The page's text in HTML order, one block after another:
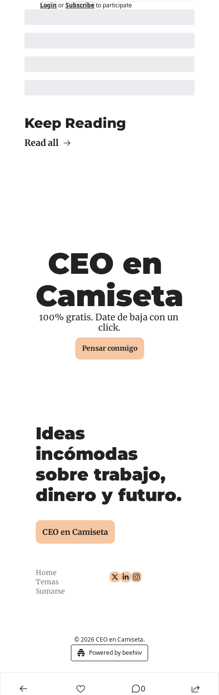
Login orSubscribeto participate
Keep Reading
Read all
CEO en
Camiseta
100% gratis. Date de baja con un
click.
Pensar conmigo
Ideas
incómodas
sobre trabajo,
dinero y futuro.
CEO en Camiseta
Home
Temas
Sumarse
© 2026 CEO en Camiseta.
Powered by beehiiv
0